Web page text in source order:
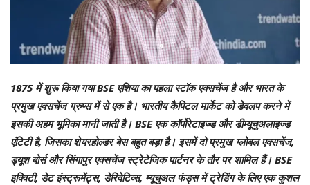
1875 में शुरू किया गया BSE एशिया का पहला स्टॉक एक्सचेंज है और भारत के
प्रमुख एक्सचेंज ग्रुप्स में से एक है। भारतीय कैपिटल मार्केट को डेवलप करने में
इसकी अहम भूमिका मानी जाती है। BSE एक कॉर्पोरेटाइज्ड और डीम्यूचुअलाइज्ड
एंटिटी है, जिसका शेयरहोल्डर बेस बहुत बड़ा है। इसमें दो प्रमुख ग्लोबल एक्सचेंज,
ड्यूश बोर्स और सिंगापुर एक्सचेंज स्ट्रेटेजिक पार्टनर के तौर पर शामिल हैं। BSE
इक्विटी, डेट इंस्ट्रूमेंट्स, डेरिवेटिव्स, म्यूचुअल फंड्स में ट्रेडिंग के लिए एक कुशल